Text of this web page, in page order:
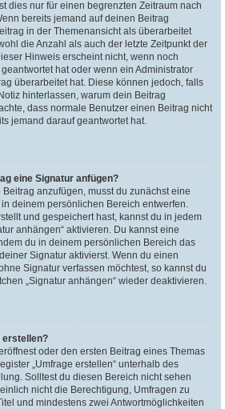
dies nur für einen begrenzten Zeitraum nach
bereits jemand auf deinen Beitrag
in der Themenansicht als überarbeitet
die Anzahl als auch der letzte Zeitpunkt der
Hinweis erscheint nicht, wenn noch
hat oder wenn ein Administrator
überarbeitet hat. Diese können jedoch, falls
hinterlassen, warum dein Beitrag
dass normale Benutzer einen Beitrag nicht
jemand darauf geantwortet hat.
eine Signatur anfügen?
anzufügen, musst du zunächst eine
deinem persönlichen Bereich entwerfen.
und gespeichert hast, kannst du in jedem
anhängen“ aktivieren. Du kannst eine
du in deinem persönlichen Bereich das
Signatur aktivierst. Wenn du einen
Signatur verfassen möchtest, so kannst du
„Signatur anhängen“ wieder deaktivieren.
erstellen?
oder den ersten Beitrag eines Themas
„Umfrage erstellen“ unterhalb des
Solltest du diesen Bereich nicht sehen
nicht die Berechtigung, Umfragen zu
und mindestens zwei Antwortmöglichkeiten